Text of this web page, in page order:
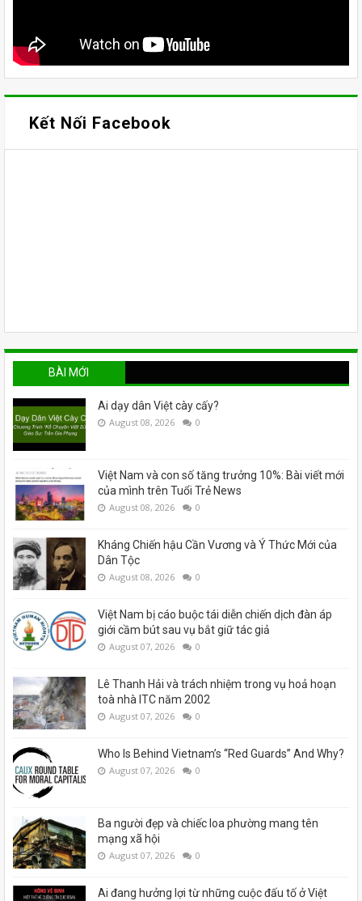
Kết Nối Facebook
BÀI MỚI
Ai dạy dân Việt cày cấy?
August 08, 2026 0
Việt Nam và con số tăng trưởng 10%: Bài viết mới
của mình trên Tuổi Trẻ News
August 08, 2026 0
Kháng Chiến hậu Cần Vương và Ý Thức Mới của
Dân Tộc
August 08, 2026 0
Việt Nam bị cáo buộc tái diễn chiến dịch đàn áp
giới cầm bút sau vụ bắt giữ tác giả
August 07, 2026 0
Lê Thanh Hải và trách nhiệm trong vụ hoả hoạn
toà nhà ITC năm 2002
August 07, 2026 0
Who Is Behind Vietnam’s “Red Guards” And Why?
August 07, 2026 0
Ba người đẹp và chiếc loa phường mang tên
mạng xã hội
August 07, 2026 0
Ai đang hưởng lợi từ những cuộc đấu tố ở Việt